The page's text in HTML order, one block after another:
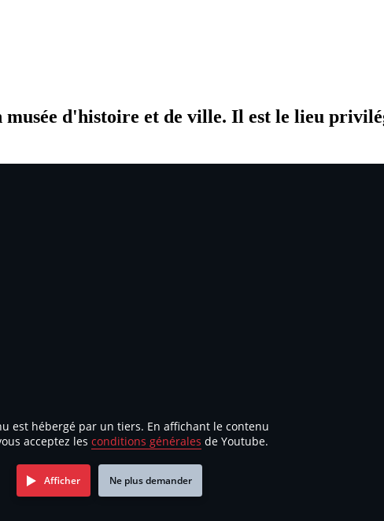
d'histoire et de ville. Il est le lieu
est hébergé par un tiers. En affichant le contenu
acceptez les conditions générales de Youtube.
Afficher Ne plus demander